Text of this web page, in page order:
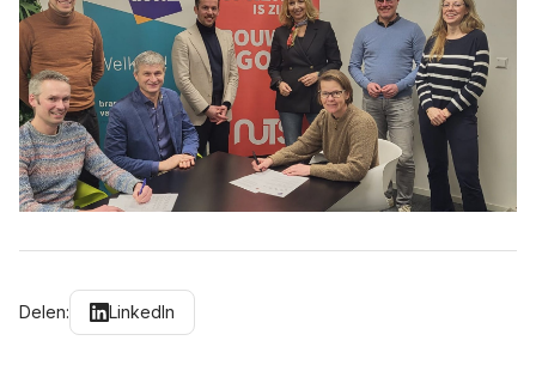
Delen: LinkedIn